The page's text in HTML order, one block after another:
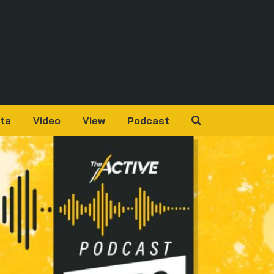
Video View Podcast